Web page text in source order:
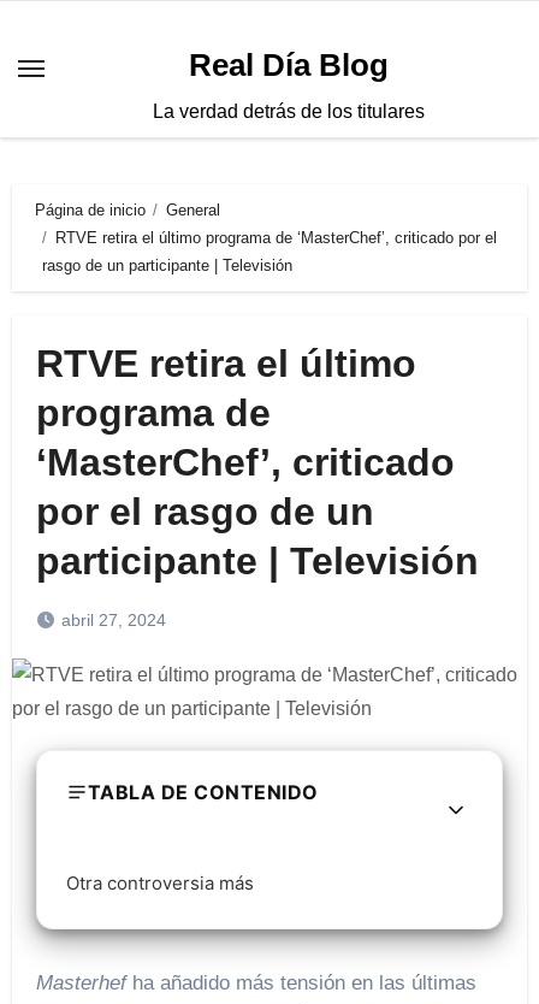
contenido
Real Día Blog
La verdad detrás de los titulares
Página de inicio
General
RTVE retira el último programa de ‘MasterChef’, criticado por el
rasgo de un participante | Televisión
RTVE retira el último
programa de
‘MasterChef’, criticado
por el rasgo de un
participante | Televisión
abril 27, 2024
TABLA DE CONTENIDO
Otra controversia más
Masterhefha añadido más tensión en las últimas